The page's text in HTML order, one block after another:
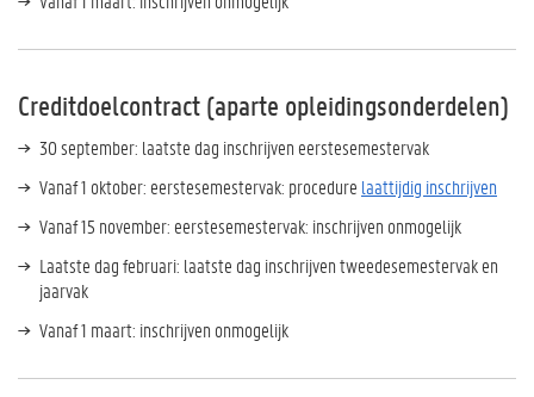
Creditdoelcontract (aparte opleidingsonderdelen)
30 september: laatste dag inschrijven eerstesemestervak
Vanaf 1 oktober: eerstesemestervak: procedure laattijdig inschrijven
Vanaf 15 november: eerstesemestervak: inschrijven onmogelijk
Laatste dag februari: laatste dag inschrijven tweedesemestervak en
jaarvak
Vanaf 1 maart: inschrijven onmogelijk